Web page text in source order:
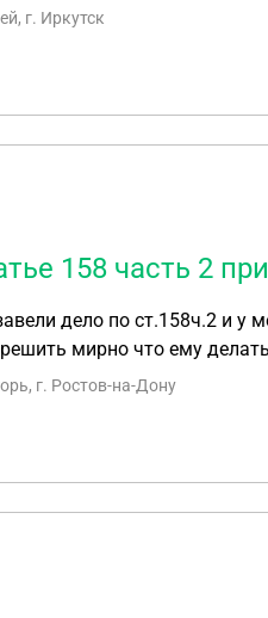
г. Иркутск
158 часть 2
дело по ст.158ч.2 и
мирно что ему
г. Ростов-на-Дону